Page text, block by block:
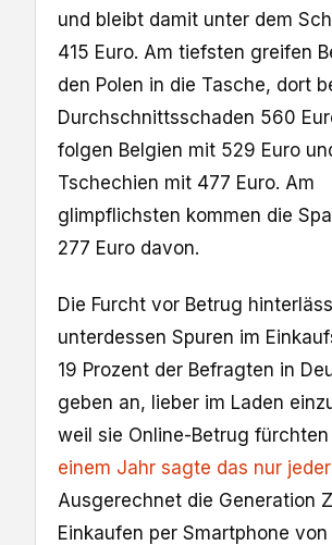
und bleibt damit unter dem
415 Euro. Am tiefsten greifen
den Polen in die Tasche, dort
Durchschnittsschaden 560
folgen Belgien mit 529 Euro
Tschechien mit 477 Euro. Am
glimpflichsten kommen die
277 Euro davon.
Die Furcht vor Betrug
unterdessen Spuren im
19 Prozent der Befragten in
geben an, lieber im Laden
weil sie Online-Betrug fürchten
einem Jahr sagte das nur
Ausgerechnet die Generation
Einkaufen per Smartphone